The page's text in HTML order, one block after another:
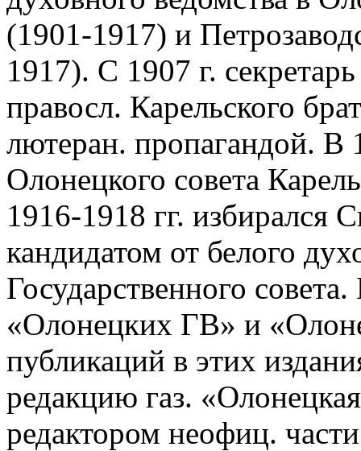
(1901-1917) и
1917). С 1907 г.
правосл. Карельского
лютеран. пропагандой. В
Олонецкого совета
1916-1918 гг. избирался
кандидатом от белого
Государственного
«Олонецких ГВ» и
публикаций в этих
редакцию газ.
редактором неофиц.